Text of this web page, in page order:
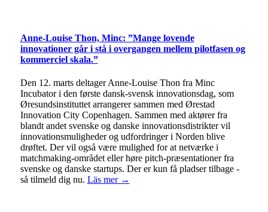
Anne-Louise Thon, Minc: ”Mange lovende
innovationer går i stå i overgangen mellem pilotfasen og
kommerciel skala.”
Den 12. marts deltager Anne-Louise Thon fra Minc
Incubator i den første dansk-svensk innovationsdag, som
Øresundsinstituttet arrangerer sammen med Ørestad
Innovation City Copenhagen. Sammen med aktører fra
blandt andet svenske og danske innovationsdistrikter vil
innovationsmuligheder og udfordringer i Norden blive
drøftet. Der vil også være mulighed for at netværke i
matchmaking-området eller høre pitch-præsentationer fra
svenske og danske startups. Der er kun få pladser tilbage -
så tilmeld dig nu. Läs mer →